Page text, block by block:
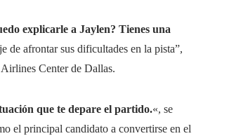
explicarle a Jaylen? Tienes una
de afrontar sus dificultades en la pista”,
Center de Dallas.
que te depare el partido.«, se
el principal candidato a convertirse en el